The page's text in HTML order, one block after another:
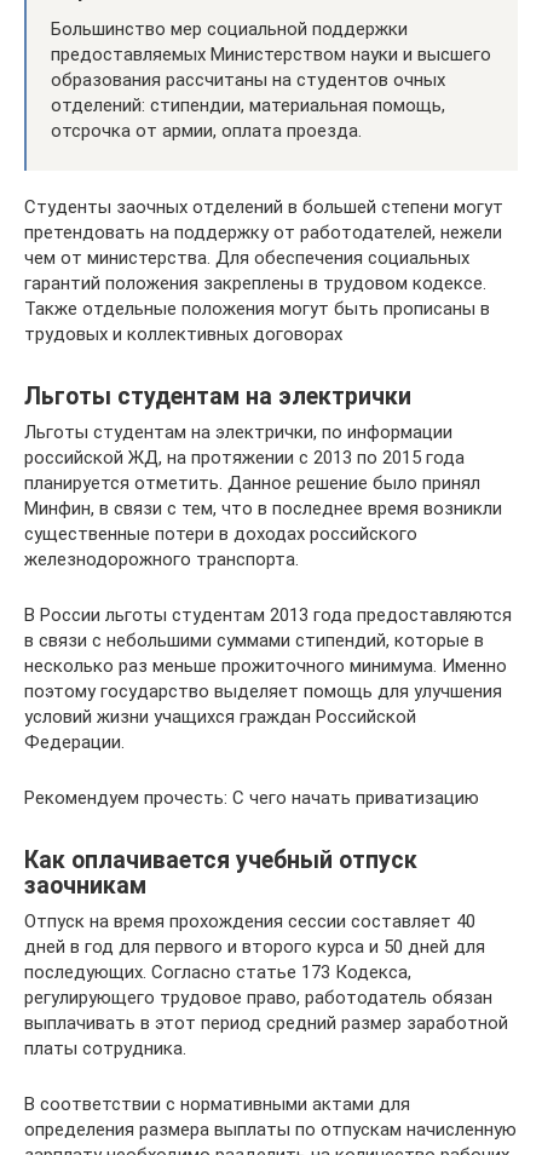
Большинство мер социальной поддержки
предоставляемых Министерством науки и высшего
образования рассчитаны на студентов очных
отделений: стипендии, материальная помощь,
отсрочка от армии, оплата проезда.
Студенты заочных отделений в большей степени могут
претендовать на поддержку от работодателей, нежели
чем от министерства. Для обеспечения социальных
гарантий положения закреплены в трудовом кодексе.
Также отдельные положения могут быть прописаны в
трудовых и коллективных договорах
Льготы студентам на электрички
Льготы студентам на электрички, по информации
российской ЖД, на протяжении с 2013 по 2015 года
планируется отметить. Данное решение было принял
Минфин, в связи с тем, что в последнее время возникли
существенные потери в доходах российского
железнодорожного транспорта.
В России льготы студентам 2013 года предоставляются
в связи с небольшими суммами стипендий, которые в
несколько раз меньше прожиточного минимума. Именно
поэтому государство выделяет помощь для улучшения
условий жизни учащихся граждан Российской
Федерации.
Рекомендуем прочесть: С чего начать приватизацию
Как оплачивается учебный отпуск
заочникам
Отпуск на время прохождения сессии составляет 40
дней в год для первого и второго курса и 50 дней для
последующих. Согласно статье 173 Кодекса,
регулирующего трудовое право, работодатель обязан
выплачивать в этот период средний размер заработной
платы сотрудника.
В соответствии с нормативными актами для
определения размера выплаты по отпускам начисленную